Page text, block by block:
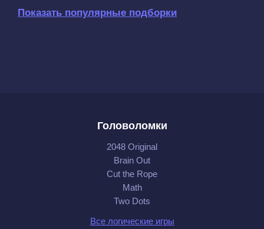
Показать популярные подборки
Головоломки
2048 Original
Brain Out
Cut the Rope
Math
Two Dots
Все логические игры